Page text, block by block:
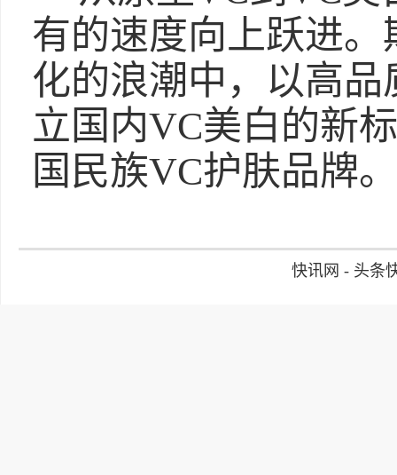
有的速度向上跃进
化的浪潮中，以高
立国内VC美白的新
国民族VC护肤品牌。
快讯网 - 头条